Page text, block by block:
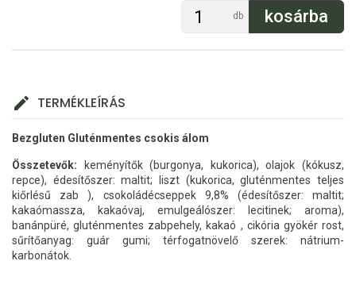
db
TERMÉKLEÍRÁS
Bezgluten Gluténmentes csokis álom
Összetevők:
keményítők (burgonya, kukorica), olajok (kókusz,
repce), édesítőszer: maltit; liszt (kukorica, gluténmentes teljes
kiőrlésű zab ), csokoládécseppek 9,8% (édesítőszer: maltit;
kakaómassza, kakaóvaj, emulgeálószer: lecitinek; aroma),
banánpüré, gluténmentes zabpehely, kakaó , cikória gyökér rost,
sűrítőanyag: guár gumi; térfogatnövelő szerek: nátrium-
karbonátok.